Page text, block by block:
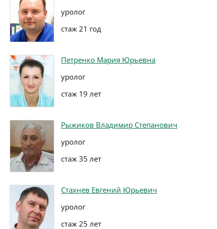
уролог
стаж 21 год
Петренко Мария Юрьевна
уролог
стаж 19 лет
Рыжиков Владимир Степанович
уролог
стаж 35 лет
Стахнев Евгений Юрьевич
уролог
стаж 25 лет